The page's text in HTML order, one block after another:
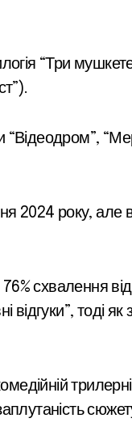
“Три
2024 року, але
схвалення від
тоді як